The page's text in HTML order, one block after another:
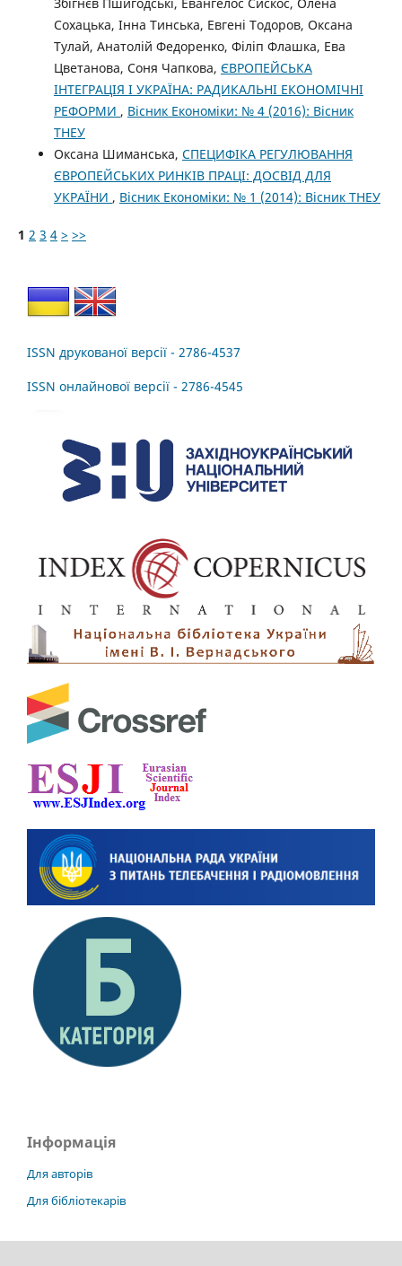
Сохацька, Інна Тинська, Евгені Тодоров, Оксана
Тулай, Анатолій Федоренко, Філіп Флашка, Ева
Цветанова, Соня Чапкова, ЄВРОПЕЙСЬКА
ІНТЕГРАЦІЯ І УКРАЇНА: РАДИКАЛЬНІ ЕКОНОМІЧНІ
РЕФОРМИ , Вісник Економіки: № 4 (2016): Вісник
ТНЕУ
Оксана Шиманська, СПЕЦИФІКА РЕГУЛЮВАННЯ
ЄВРОПЕЙСЬКИХ РИНКІВ ПРАЦІ: ДОСВІД ДЛЯ
УКРАЇНИ , Вісник Економіки: № 1 (2014): Вісник ТНЕУ
1 2 3 4 > >>
ISSN друкованої версії - 2786-4537
ISSN онлайнової версії - 2786-4545
Інформація
Для авторів
Для бібліотекарів